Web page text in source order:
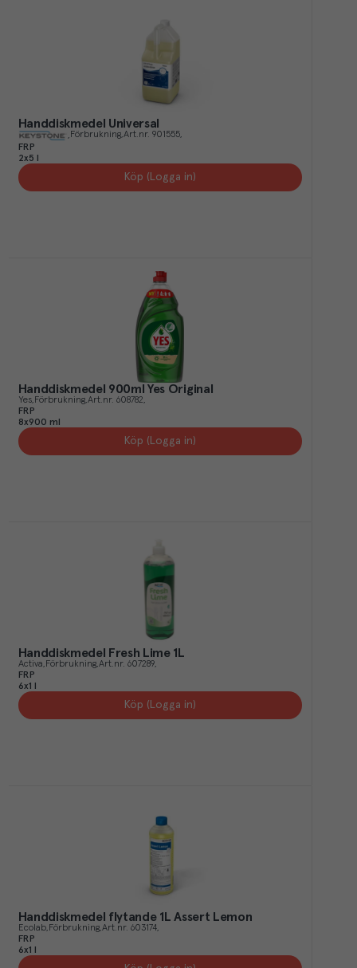
Handdiskmedel Universal
Förbrukning Art.nr. 901555
FRP
2x5 l
Köp (Logga in)
Handdiskmedel 900ml Yes Original
Yes Förbrukning Art.nr. 608782
FRP
8x900 ml
Köp (Logga in)
Handdiskmedel Fresh Lime 1L
Activa Förbrukning Art.nr. 607289
FRP
6x1 l
Köp (Logga in)
Handdiskmedel flytande 1L Assert Lemon
Ecolab Förbrukning Art.nr. 603174
FRP
6x1 l